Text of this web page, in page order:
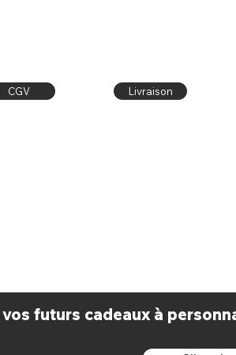
CGV Livraison
futurs cadeaux à